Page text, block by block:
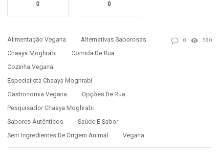
0 0
Alimentação Vegana
Alternativas Saborosas
Chaaya Moghrabi
Comida De Rua
Cozinha Vegana
Especialista Chaaya Moghrabi
Gastronomia Vegana
Opções De Rua
Pesquisador Chaaya Moghrabi
Sabores Autênticos
Saúde E Sabor
Sem Ingredientes De Origem Animal
Vegana
0 580